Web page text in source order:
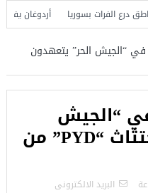
أردوغان يفتتح
في “الجيش الحر” يتعهدون
في “الجيش
الحر” يتعهدون باجتثاث “PYD” من
البريد الالكترونى